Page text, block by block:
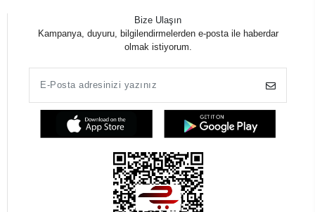
Bize Ulaşın
Kampanya, duyuru, bilgilendirmelerden e-posta ile haberdar
olmak istiyorum.